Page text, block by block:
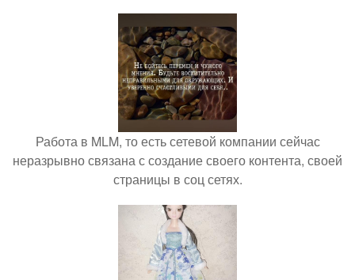
Работа в MLM, то есть сетевой компании сейчас
неразрывно связана с создание своего контента, своей
страницы в соц сетях.